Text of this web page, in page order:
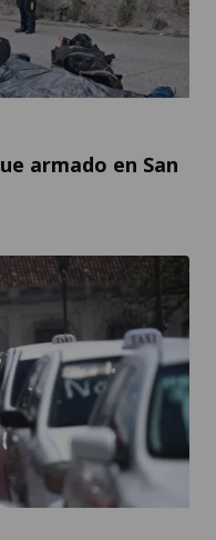
armado en San